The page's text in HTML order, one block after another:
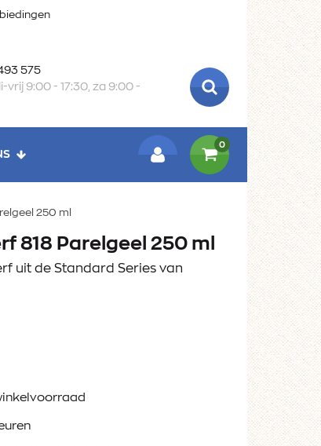
575
vrij 9:00 - 17:30, za 9:00 -
ZOEKEN
0
250 ml
818 Parelgeel 250 ml
uit de Standard Series van